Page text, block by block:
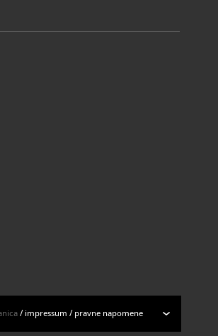
/ impressum / pravne napomene